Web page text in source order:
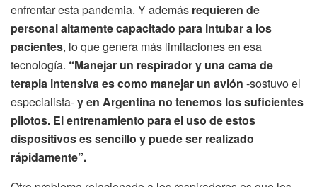
enfrentar esta pandemia. Y además requieren de
personal altamente capacitado para intubar a los
pacientes, lo que genera más limitaciones en esa
tecnología. “Manejar un respirador y una cama de
terapia intensiva es como manejar un avión -sostuvo el
especialista-y en Argentina no tenemos los suficientes
pilotos. El entrenamiento para el uso de estos
dispositivos es sencillo y puede ser realizado
rápidamente”.